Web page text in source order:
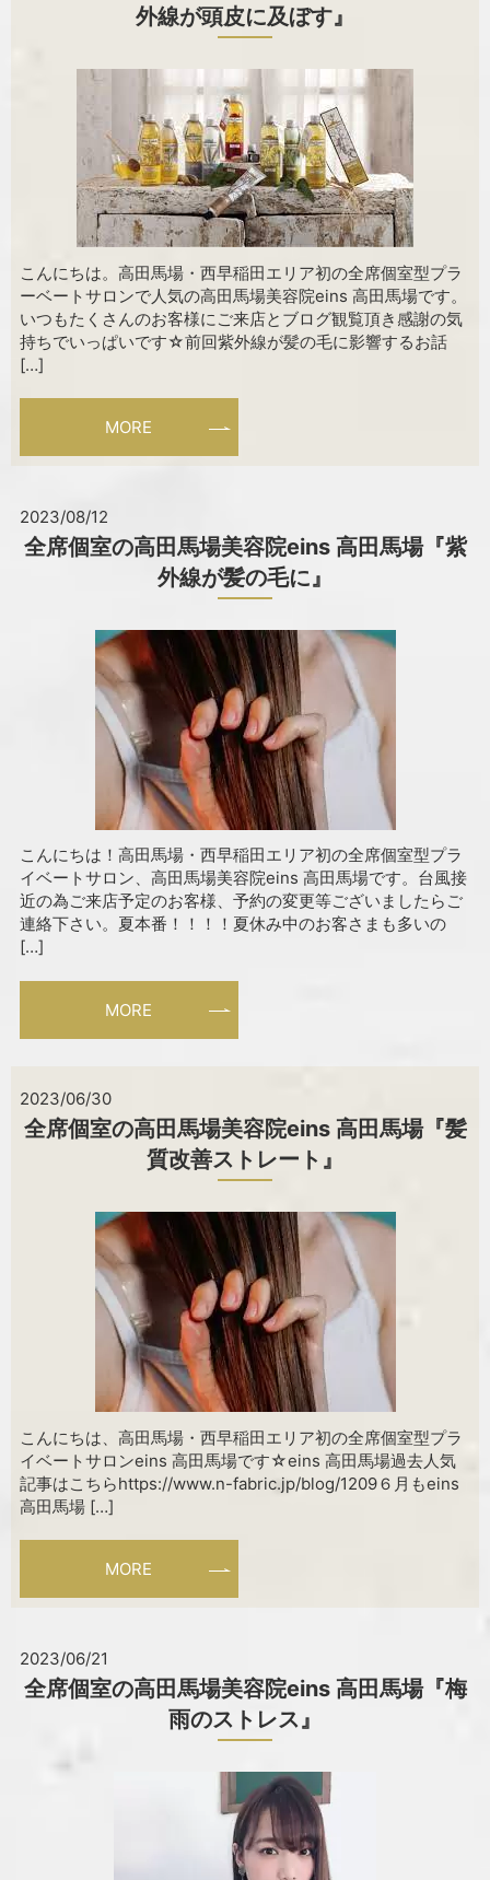
外線が頭皮に及ぼす』
こんにちは。高田馬場・西早稲田エリア初の全席個室型プラ
ーベートサロンで人気の高田馬場美容院eins 高田馬場です。
いつもたくさんのお客様にご来店とブログ観覧頂き感謝の気
持ちでいっぱいです☆前回紫外線が髪の毛に影響するお話
[…]
MORE
2023/08/12
全席個室の高田馬場美容院eins 高田馬場『紫
外線が髪の毛に』
こんにちは！高田馬場・西早稲田エリア初の全席個室型プラ
イベートサロン、高田馬場美容院eins 高田馬場です。台風接
近の為ご来店予定のお客様、予約の変更等ございましたらご
連絡下さい。夏本番！！！！夏休み中のお客さまも多いの
[…]
MORE
2023/06/30
全席個室の高田馬場美容院eins 高田馬場『髪
質改善ストレート』
こんにちは、高田馬場・西早稲田エリア初の全席個室型プラ
イベートサロンeins 高田馬場です☆eins 高田馬場過去人気
記事はこちらhttps://www.n-fabric.jp/blog/1209６月もeins
高田馬場 […]
MORE
2023/06/21
全席個室の高田馬場美容院eins 高田馬場『梅
雨のストレス』